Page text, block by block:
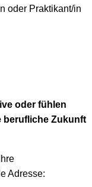
Praktikant/in
oder fühlen
berufliche Zukunft
Adresse: